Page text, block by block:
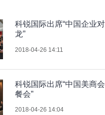
科锐国际出席“中国企业
龙”
2018-04-26 14:11
科锐国际出席“中国美商
餐会”
2018-04-26 14:04